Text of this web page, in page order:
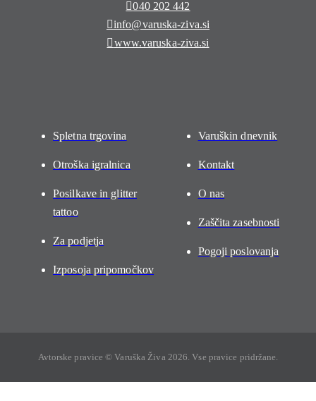
040 202 442
info@varuska-ziva.si
www.varuska-ziva.si
Spletna trgovina
Otroška igralnica
Posilkave in glitter
tattoo
Za podjetja
Izposoja pripomočkov
Varuškin dnevnik
Kontakt
O nas
Zaščita zasebnosti
Pogoji poslovanja
Avtorske pravice © Varuška Živa 2026. Vse pravice pridržane.